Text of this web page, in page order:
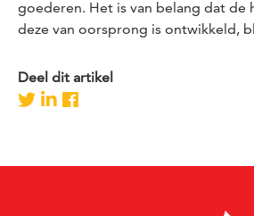
goederen. Het is van belang dat de
deze van oorsprong is ontwikkeld,
Deel dit artikel